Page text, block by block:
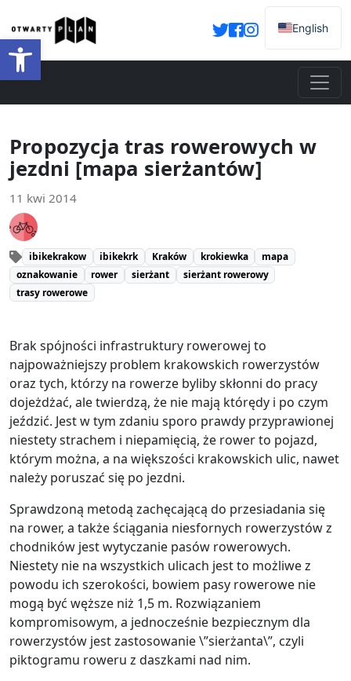
Otwórz pasek narzędzi
English
Propozycja tras rowerowych w
jezdni [mapa sierżantów]
11 kwi 2014
ibikekrakow ibikekrk Kraków krokiewka
mapa
oznakowanie
rower sierżant
sierżant rowerowy
trasy rowerowe
Brak spójności infrastruktury rowerowej to
najpoważniejszy problem krakowskich rowerzystów
oraz tych, którzy na rowerze byliby skłonni do pracy
dojeżdżać, ale twierdzą, że nie mają którędy i po czym
jeździć. Jest w tym zdaniu sporo prawdy przyprawionej
niestety strachem i niepamięcią, że rower to pojazd,
którym można, a na większości krakowskich ulic, nawet
należy poruszać się po jezdni.
Sprawdzoną metodą zachęcającą do przesiadania się
na rower, a także ściągania niesfornych rowerzystów z
chodników jest wytyczanie pasów rowerowych.
Niestety nie na wszystkich ulicach jest to możliwe z
powodu ich szerokości, bowiem pasy rowerowe nie
mogą być węższe niż 1,5 m. Rozwiązaniem
kompromisowym, a jednocześnie bezpiecznym dla
rowerzystów jest zastosowanie \”sierżanta\”, czyli
piktogramu roweru z daszkami nad nim.